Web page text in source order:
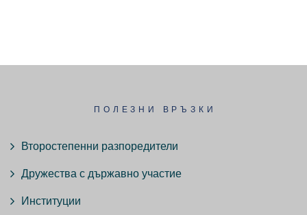
ПОЛЕЗНИ ВРЪЗКИ
Второстепенни разпоредители
Дружества с държавно участие
Институции